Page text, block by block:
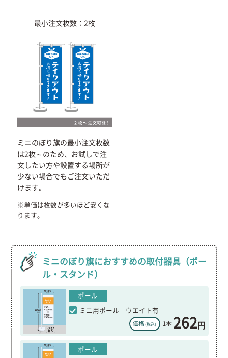
最小注文枚数：2枚
ミニのぼり旗の最小注文枚数
は2枚～のため、お試しで注
文したい方や設置する場所が
少ない場合でもご注文いただ
けます。
※単価は枚数が多いほど安くな
ります。
ミニのぼり旗におすすめの取付器具（ポー
ル・スタンド）
ポール
ミニ用ポール ウエイト有
価格(税込) 1本 262円
ポール